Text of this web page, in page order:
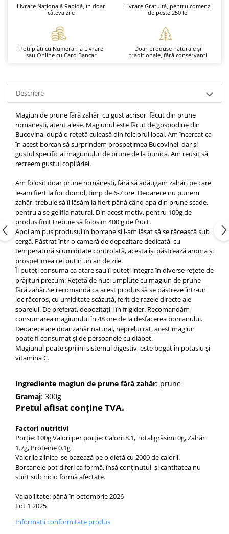
Livrare Națională Rapidă, în doar
câteva zile
Livrare Gratuită, pentru comenzi
de peste 250 lei
Poți plăti cu Numerar la Livrare
sau Online cu Card Bancar
Doar produse naturale și
tradiționale, fără conservanți
Descriere
Magiun de prune fără zahăr, cu gust acrisor, făcut din prune
romanești, atent alese. Magiunul este făcut de gospodine din
Bucovina, după o rețetă culeasă din folclorul local. Am încercat ca
în acest borcan să surprindem prospețimea Bucovinei, dar și
gustul specific al magiunului de prune de la bunica. Am reușit să
recreem gustul copilăriei.
Am folosit doar prune românești, fără să adăugam zahăr, pe care
le-am fiert la foc domol, timp de 6-7 ore. Deoarece nu punem
zahăr, trebuie să îl lăsăm la fiert până când apa din prune scade,
pentru a se gelifia natural. Din acest motiv, pentru 100g de
produs finit trebuie să folosim 400 g de fruct.
Apoi am pus produsul în borcane și l-am lăsat să se răcească sub
cergă. Păstrat într-o cameră de depozitare dedicată, cu
temperatură și umiditate controlată, acesta își păstrează aroma și
prospețimea cel puțin un an de zile.
Îl puteți consuma ca atare sau îl puteți integra în diverse rețete de
prăjituri precum: Rețetă de nuci umplute cu magiun de prune
fără zahăr.Se recomandă ca acest produs să se păstreze într-un
loc răcoros, cu umiditate scăzută, ferit de razele directe ale
soarelui. De preferat, depozitați-l în frigider. Recomandăm
consumarea magiunului în 48 ore de la desfacerea borcanului.
Deoarece are doar zahăr natural, neprelucrat, acest magiun
poate fi consumat și de persoanele cu diabet.
Magiunul poate sprijini sistemul digestiv, este bogat în potasiu și
vitamina C.
Ingrediente magiun de prune fără zahăr: prune
Gramaj: 300g
Pretul afisat conține TVA.
Factori nutritivi
Porție: 100g Valori per porție: Calorii 8.1, Total grăsimi 0g,Zahăr
1.7g, Proteine 0.1g
Valorile zilnice se bazează pe o dietă cu 2000 de calorii.
Borcanele pot diferi ca formă, însă conținutul și cantitatea nu
sunt sub nicio formă afectate.
Valabilitate: până în octombrie 2026
Lot 1 2025
Informatii conformitate produs